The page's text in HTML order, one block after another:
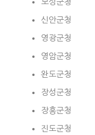
신안군청
영광군청
영암군청
완도군청
장성군청
장흥군청
진도군청